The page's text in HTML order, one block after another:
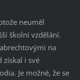
neuměl
školní vzdělání.
na
získal i své
Je možné, že se